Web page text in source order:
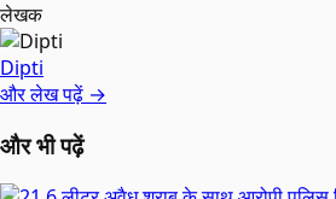
लेखक
Dipti
और लेख पढ़ें →
और भी पढ़ें